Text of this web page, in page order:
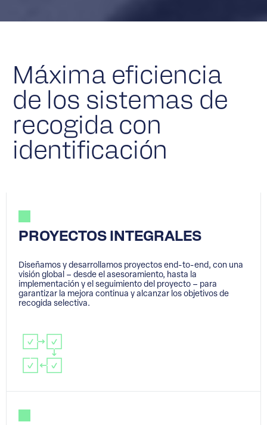
Máxima eficiencia
de los sistemas de
recogida con
identificación
PROYECTOS INTEGRALES
Diseñamos y desarrollamos proyectos end-to-end, con una
visión global – desde el asesoramiento, hasta la
implementación y el seguimiento del proyecto – para
garantizar la mejora continua y alcanzar los objetivos de
recogida selectiva.